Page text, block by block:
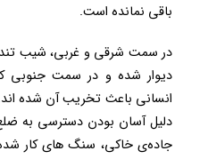
باقی نمانده است.
در سمت شرقی و غربی، شیب
دیوار شده و در سمت جنوبی
انسانی باعث تخریب آن شده اند.
دلیل آسان بودن دسترسی به
جاده‌ی خاکی، سنگ های کار شده